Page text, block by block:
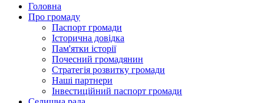
Головна
Про громаду
Паспорт громади
Історична довідка
Пам'ятки історії
Почесний громадянин
Стратегія розвитку громади
Наші партнери
Інвестиційний паспорт громади